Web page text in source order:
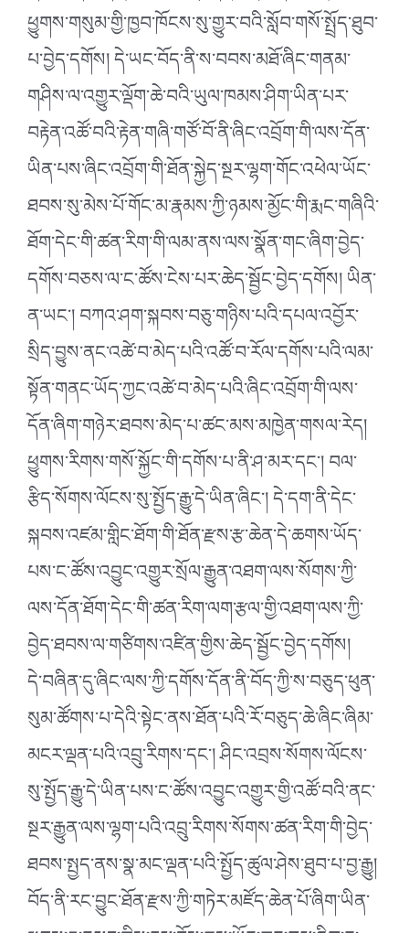
ཕྱུགས་གསུམ་གྱི་ཁྱབ་ཁོངས་སུ་གྱུར་བའི་སློབ་གསོ་སྤྲོད་ཐུབ་
པ་བྱེད་དགོས། དེ་ཡང་བོད་ནི་ས་བབས་མཐོ་ཞིང་གནམ་
གཤིས་ལ་འགྱུར་ལྡོག་ཆེ་བའི་ཡུལ་ཁམས་ཤིག་ཡིན་པར་
བརྟེན་འཚོ་བའི་རྟེན་གཞི་གཙོ་བོ་ནི་ཞིང་འབྲོག་གི་ལས་དོན་
ཡིན་པས་ཞིང་འབྲོག་གི་ཐོན་སྐྱེད་སྔར་ལྷག་གོང་འཕེལ་ཡོང་
ཐབས་སུ་མེས་པོ་གོང་མ་རྣམས་ཀྱི་ཉམས་མྱོང་གི་རྨང་གཞིའི་
ཐོག་དེང་གི་ཚན་རིག་གི་ལམ་ནས་ལས་སྣོན་གང་ཞིག་བྱེད་
དགོས་བཅས་ལ་ང་ཚོས་ངེས་པར་ཆེད་སྦྱོང་བྱེད་དགོས། ཡིན་
ན་ཡང༌། བཀའ་ཤག་སྐབས་བཅུ་གཉིས་པའི་དཔལ་འབྱོར་
སྲིད་བྱུས་ནང་འཚེ་བ་མེད་པའི་འཚོ་བ་རོལ་དགོས་པའི་ལམ་
སྟོན་གནང་ཡོད་ཀྱང་འཚེ་བ་མེད་པའི་ཞིང་འབྲོག་གི་ལས་
དོན་ཞིག་གཉེར་ཐབས་མེད་པ་ཚང་མས་མཁྱེན་གསལ་རེད།
ཕྱུགས་རིགས་གསོ་སྐྱོང་གི་དགོས་པ་ནི་ཤ་མར་དང༌། བལ་
རྩིད་སོགས་ལོངས་སུ་སྤྱོད་རྒྱུ་དེ་ཡིན་ཞིང༌། དེ་དག་ནི་དེང་
སྐབས་འཛམ་གླིང་ཐོག་གི་ཐོན་རྫས་རྩ་ཆེན་དེ་ཆགས་ཡོད་
པས་ང་ཚོས་འབྱུང་འགྱུར་སྲོལ་རྒྱུན་འཐག་ལས་སོགས་ཀྱི་
ལས་དོན་ཐོག་དེང་གི་ཚན་རིག་ལག་རྩལ་གྱི་འཐག་ལས་ཀྱི་
བྱེད་ཐབས་ལ་གཙིགས་འཛིན་གྱིས་ཆེད་སྦྱོང་བྱེད་དགོས།
དེ་བཞིན་དུ་ཞིང་ལས་ཀྱི་དགོས་དོན་ནི་བོད་ཀྱི་ས་བཅུད་ཕུན་
སུམ་ཚོགས་པ་དེའི་སྟེང་ནས་ཐོན་པའི་རོ་བཅུད་ཆེ་ཞིང་ཞིམ་
མངར་ལྡན་པའི་འབྲུ་རིགས་དང༌། ཤིང་འབྲས་སོགས་ལོངས་
སུ་སྤྱོད་རྒྱུ་དེ་ཡིན་པས་ང་ཚོས་འབྱུང་འགྱུར་གྱི་འཚོ་བའི་ནང་
སྔར་རྒྱུན་ལས་ལྷག་པའི་འབྲུ་རིགས་སོགས་ཚན་རིག་གི་བྱེད་
ཐབས་སྤྱད་ནས་སྣ་མང་ལྡན་པའི་སྤྱོད་ཚུལ་ཤེས་ཐུབ་པ་བྱ་རྒྱུ།
བོད་ནི་རང་བྱུང་ཐོན་རྫས་ཀྱི་གཏེར་མཛོད་ཆེན་པོ་ཞིག་ཡིན་